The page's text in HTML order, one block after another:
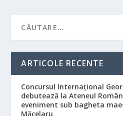
ARTICOLE RECENTE
Concursul Internațional
debutează la Ateneul
eveniment sub bagheta
Măcelaru